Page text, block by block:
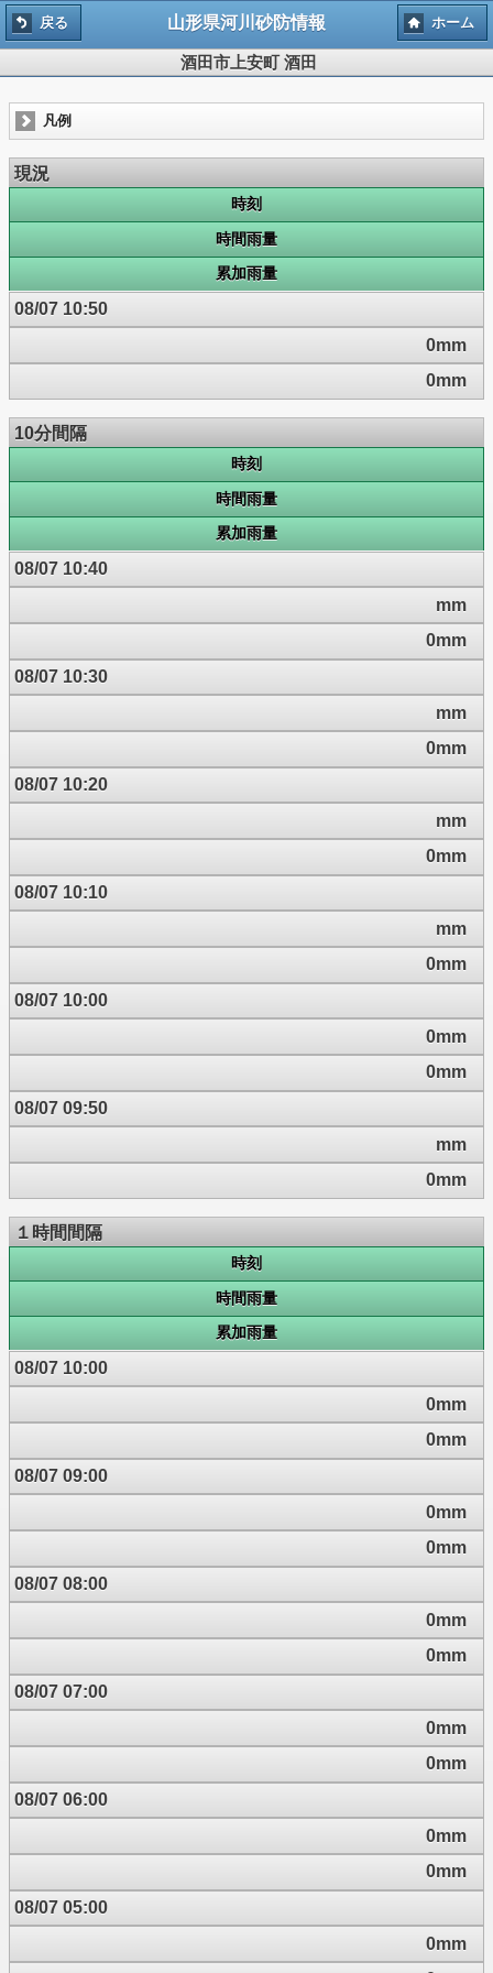
戻る 山形県河川砂防情報 ホーム
酒田市上安町 酒田
凡例
現況
時刻
時間雨量
累加雨量
08/07 10:50
0mm
0mm
10分間隔
時刻
時間雨量
累加雨量
08/07 10:40
mm
0mm
08/07 10:30
mm
0mm
08/07 10:20
mm
0mm
08/07 10:10
mm
0mm
08/07 10:00
0mm
0mm
08/07 09:50
mm
0mm
１時間間隔
時刻
時間雨量
累加雨量
08/07 10:00
0mm
0mm
08/07 09:00
0mm
0mm
08/07 08:00
0mm
0mm
08/07 07:00
0mm
0mm
08/07 06:00
0mm
0mm
08/07 05:00
0mm